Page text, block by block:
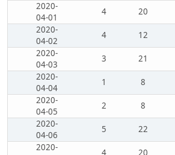
2020-
04-01
4 20
2020-
04-02
4 12
2020-
04-03
3 21
2020-
04-04
1 8
2020-
04-05
2 8
2020-
04-06
5 22
2020-
4 20